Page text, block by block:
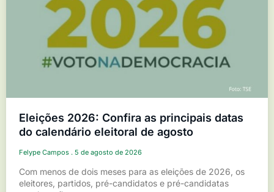
Eleições 2026: Confira as principais datas
do calendário eleitoral de agosto
Felype Campos 5 de agosto de 2026
Com menos de dois meses para as eleições de 2026, os
eleitores, partidos, pré-candidatos e pré-candidatas